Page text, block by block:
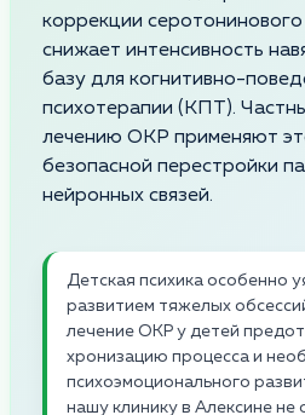
коррекции
снижает интенсивность
базу для когнитивно-
психотерапии (КПТ).
лечению ОКР применяют
безопасной перестройки
нейронных связей.
Детская психика особенно
развитием тяжелых
лечение ОКР у детей
хронизацию процесса и
психоэмоционального
нашу клинику в Алексине не